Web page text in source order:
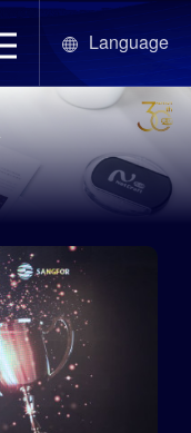
Language